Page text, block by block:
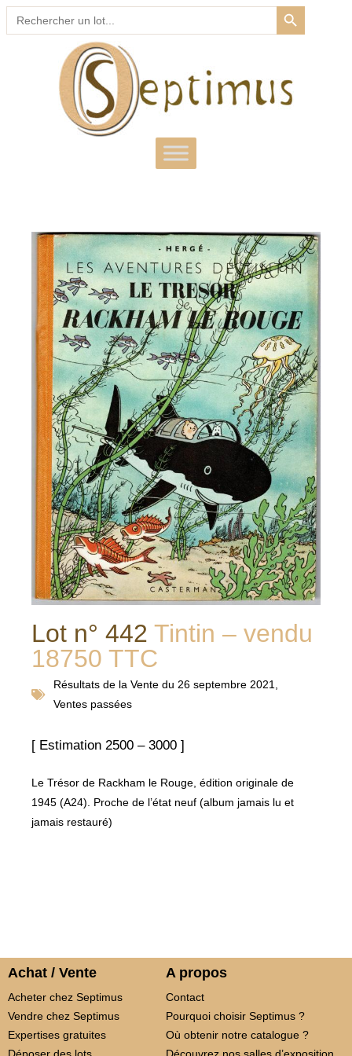
Search
for:
SEARCH BUTTON
Lot n° 442 Tintin – vendu
18750 TTC
Résultats de la Vente du 26 septembre 2021
Ventes passées
[ Estimation 2500 – 3000 ]
Le Trésor de Rackham le Rouge, édition originale de
1945 (A24). Proche de l’état neuf (album jamais lu et
jamais restauré)
Achat / Vente
Acheter chez Septimus
Vendre chez Septimus
Expertises gratuites
Déposer des lots
A propos
Contact
Pourquoi choisir Septimus ?
Où obtenir notre catalogue ?
Découvrez nos salles d’exposition